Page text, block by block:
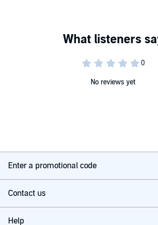
No reviews yet
Enter a promotional code
Contact us
Help